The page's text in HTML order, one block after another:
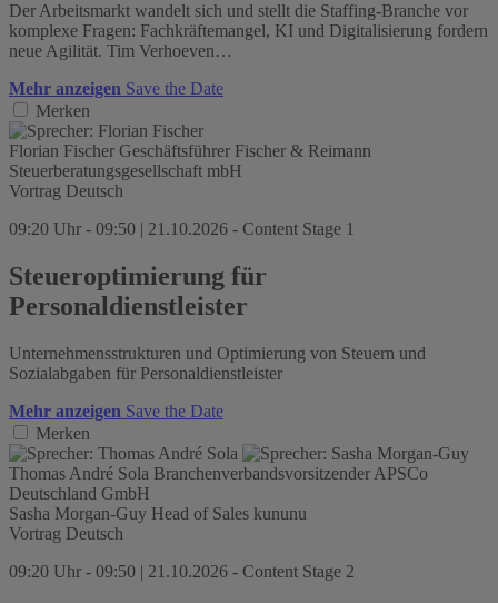
Der Arbeitsmarkt wandelt sich und stellt die Staffing-Branche vor
komplexe Fragen: Fachkräftemangel, KI und Digitalisierung fordern
neue Agilität. Tim Verhoeven…
Mehr anzeigen Save the Date
Merken
Florian Fischer Geschäftsführer Fischer & Reimann
Steuerberatungsgesellschaft mbH
Vortrag Deutsch
09:20 Uhr - 09:50 | 21.10.2026 - Content Stage 1
Steueroptimierung für
Personaldienstleister
Unternehmensstrukturen und Optimierung von Steuern und
Sozialabgaben für Personaldienstleister
Mehr anzeigen Save the Date
Merken
Thomas André Sola Branchenverbandsvorsitzender APSCo
Deutschland GmbH
Sasha Morgan-Guy Head of Sales kununu
Vortrag Deutsch
09:20 Uhr - 09:50 | 21.10.2026 - Content Stage 2